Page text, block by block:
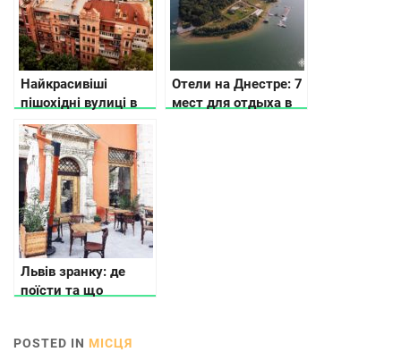
Найкрасивіші
пішохідні вулиці в
різних містах
України
Отели на Днестре: 7
мест для отдыха в
Львів зранку: де
поїсти та що
POSTED IN МІСЦЯ